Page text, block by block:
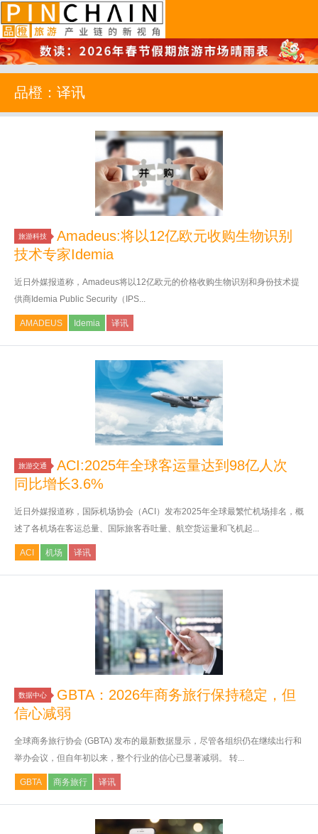
品橙旅游
品橙：译讯
旅游科技
Amadeus:将以12亿欧元收购生物识别
技术专家Idemia
近日外媒报道称，Amadeus将以12亿欧元的价格收购生物识别和身份技术提
供商Idemia Public Security（IPS...
AMADEUS Idemia 译讯
旅游交通
ACI:2025年全球客运量达到98亿人次
同比增长3.6%
近日外媒报道称，国际机场协会（ACI）发布2025年全球最繁忙机场排名，概
述了各机场在客运总量、国际旅客吞吐量、航空货运量和飞机起...
ACI 机场 译讯
数据中心
GBTA：2026年商务旅行保持稳定，但
信心减弱
全球商务旅行协会 (GBTA) 发布的最新数据显示，尽管各组织仍在继续出行和
举办会议，但自年初以来，整个行业的信心已显著减弱。 转...
GBTA 商务旅行 译讯